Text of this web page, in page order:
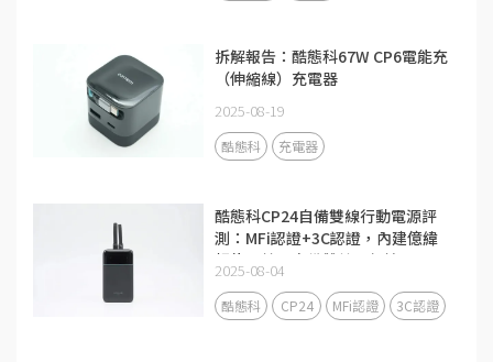
拆解報告：酷態科67W CP6電能充
（伸縮線）充電器
2025-08-19
酷態科 充電器
酷態科CP24自備雙線行動電源評
測：MFi認證+3C認證，內建億緯
鋰能電芯，自備雙線更便攜
2025-08-04
酷態科 CP24 MFi認證 3C認證